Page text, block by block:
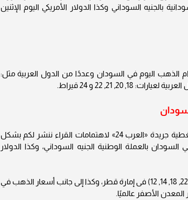
السوداني وكذا الدولار الأمريكي اليوم الإثنين
الذهب اليوم في السودان وعددًا من الدول العربية مثل:
20, 21, 22 و 24 قيراط.
أسعار الذهب في السودان الإثنين 22/9/2025 .. في إطار تغطية جريدة «العرب 24» لاهتمامات القراء ننشر لكم بشكل
بالعملة الوطنية الجنيه السوداني، وكذا الدولار
ويحوي التقرير أسعار المعدن النفيس بجميع عياراته (عيار 24, 22, 18, 14, 12) فى إمارة قطر، وكذا إلى جانب أسعار الذهب في
الأصفر عالميًا.